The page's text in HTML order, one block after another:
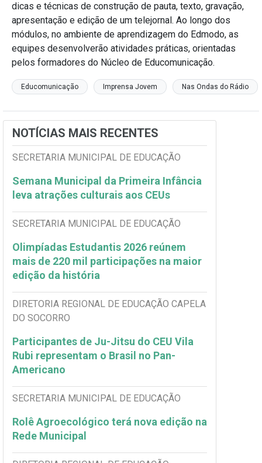
dicas e técnicas de construção de pauta, texto, gravação,
apresentação e edição de um telejornal. Ao longo dos
módulos, no ambiente de aprendizagem do Edmodo, as
equipes desenvolverão atividades práticas, orientadas
pelos formadores do Núcleo de Educomunicação.
Educomunicação Imprensa Jovem Nas Ondas do Rádio
NOTÍCIAS MAIS RECENTES
SECRETARIA MUNICIPAL DE EDUCAÇÃO
Semana Municipal da Primeira Infância
leva atrações culturais aos CEUs
SECRETARIA MUNICIPAL DE EDUCAÇÃO
Olimpíadas Estudantis 2026 reúnem
mais de 220 mil participações na maior
edição da história
DIRETORIA REGIONAL DE EDUCAÇÃO CAPELA
DO SOCORRO
Participantes de Ju-Jitsu do CEU Vila
Rubi representam o Brasil no Pan-
Americano
SECRETARIA MUNICIPAL DE EDUCAÇÃO
Rolê Agroecológico terá nova edição na
Rede Municipal